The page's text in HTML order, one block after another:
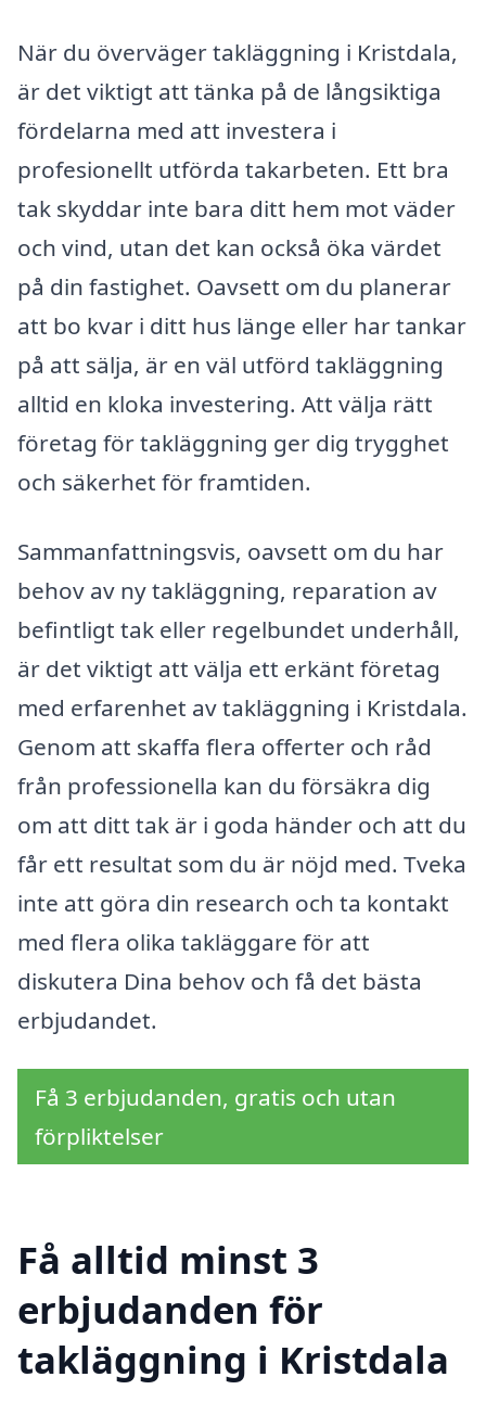
När du överväger takläggning i Kristdala,
är det viktigt att tänka på de långsiktiga
fördelarna med att investera i
profesionellt utförda takarbeten. Ett bra
tak skyddar inte bara ditt hem mot väder
och vind, utan det kan också öka värdet
på din fastighet. Oavsett om du planerar
att bo kvar i ditt hus länge eller har tankar
på att sälja, är en väl utförd takläggning
alltid en kloka investering. Att välja rätt
företag för takläggning ger dig trygghet
och säkerhet för framtiden.
Sammanfattningsvis, oavsett om du har
behov av ny takläggning, reparation av
befintligt tak eller regelbundet underhåll,
är det viktigt att välja ett erkänt företag
med erfarenhet av takläggning i Kristdala.
Genom att skaffa flera offerter och råd
från professionella kan du försäkra dig
om att ditt tak är i goda händer och att du
får ett resultat som du är nöjd med. Tveka
inte att göra din research och ta kontakt
med flera olika takläggare för att
diskutera Dina behov och få det bästa
erbjudandet.
Få 3 erbjudanden, gratis och utan
förpliktelser
Få alltid minst 3
erbjudanden för
takläggning i Kristdala